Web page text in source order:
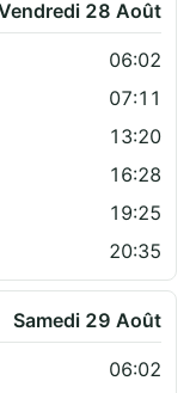
28 Août
06:02
07:11
13:20
16:28
19:25
20:35
Samedi 29 Août
06:02